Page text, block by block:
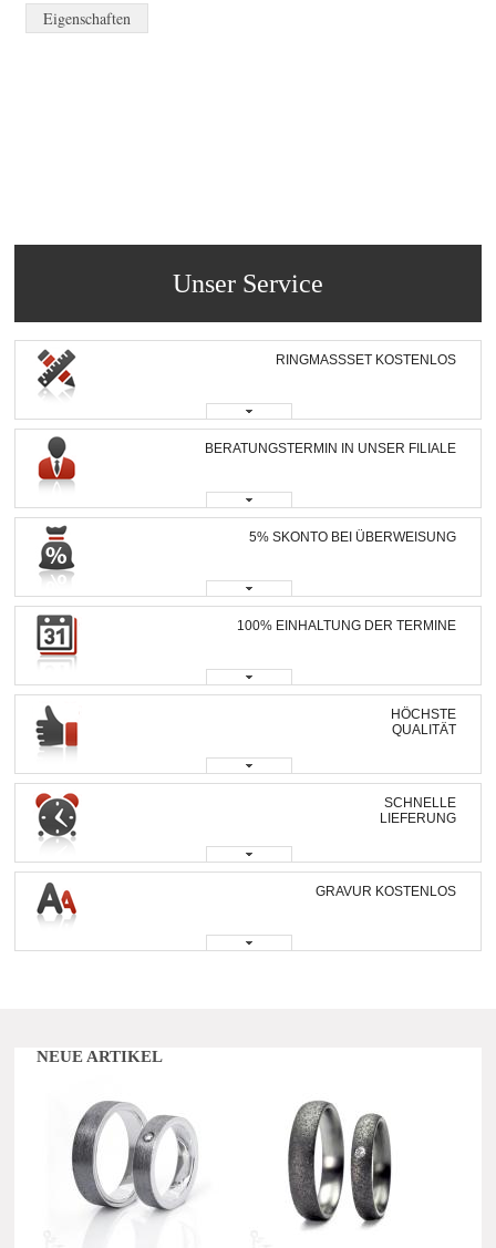
Eigenschaften
Unser Service
RINGMASSSET KOSTENLOS
BERATUNGSTERMIN IN UNSER FILIALE
5% SKONTO BEI ÜBERWEISUNG
100% EINHALTUNG DER TERMINE
HÖCHSTE
QUALITÄT
SCHNELLE
LIEFERUNG
GRAVUR KOSTENLOS
NEUE ARTIKEL